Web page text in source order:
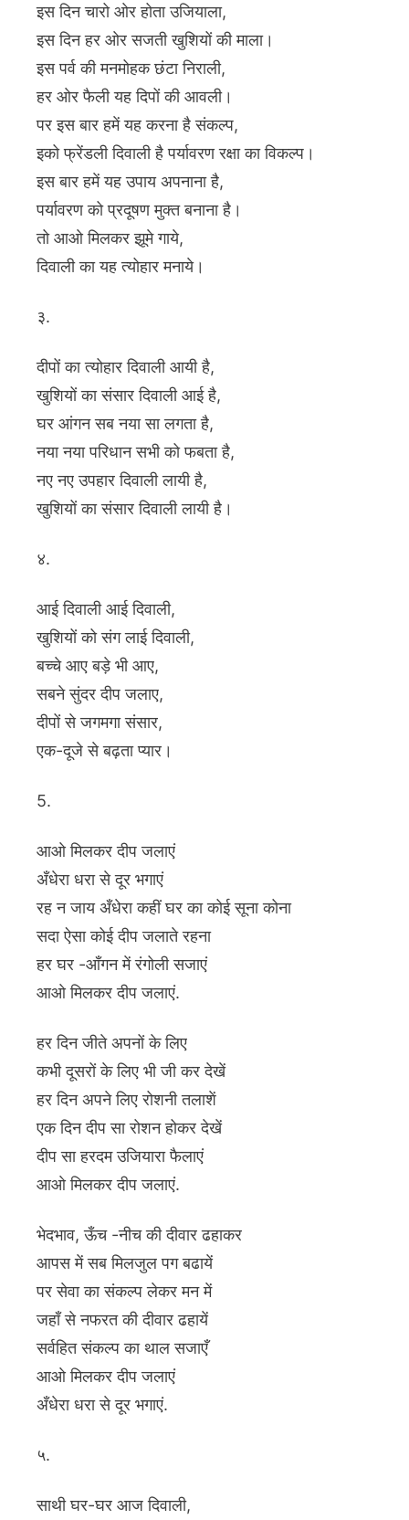
इस दिन चारो ओर होता उजियाला,
इस दिन हर ओर सजती खुशियों की माला।
इस पर्व की मनमोहक छंटा निराली,
हर ओर फैली यह दिपों की आवली।
पर इस बार हमें यह करना है संकल्प,
इको फ्रेंडली दिवाली है पर्यावरण रक्षा का विकल्प।
इस बार हमें यह उपाय अपनाना है,
पर्यावरण को प्रदूषण मुक्त बनाना है।
तो आओ मिलकर झूमे गाये,
दिवाली का यह त्योहार मनाये।
३.
दीपों का त्योहार दिवाली आयी है,
खुशियों का संसार दिवाली आई है,
घर आंगन सब नया सा लगता है,
नया नया परिधान सभी को फबता है,
नए नए उपहार दिवाली लायी है,
खुशियों का संसार दिवाली लायी है।
४.
आई दिवाली आई दिवाली,
खुशियों को संग लाई दिवाली,
बच्चे आए बड़े भी आए,
सबने सुंदर दीप जलाए,
दीपों से जगमगा संसार,
एक-दूजे से बढ़ता प्यार।
5.
आओ मिलकर दीप जलाएं
अँधेरा धरा से दूर भगाएं
रह न जाय अँधेरा कहीं घर का कोई सूना कोना
सदा ऐसा कोई दीप जलाते रहना
हर घर -आँगन में रंगोली सजाएं
आओ मिलकर दीप जलाएं.
हर दिन जीते अपनों के लिए
कभी दूसरों के लिए भी जी कर देखें
हर दिन अपने लिए रोशनी तलाशें
एक दिन दीप सा रोशन होकर देखें
दीप सा हरदम उजियारा फैलाएं
आओ मिलकर दीप जलाएं.
भेदभाव, ऊँच -नीच की दीवार ढहाकर
आपस में सब मिलजुल पग बढायें
पर सेवा का संकल्प लेकर मन में
जहाँ से नफरत की दीवार ढहायें
सर्वहित संकल्प का थाल सजाएँ
आओ मिलकर दीप जलाएं
अँधेरा धरा से दूर भगाएं.
५.
साथी घर-घर आज दिवाली,